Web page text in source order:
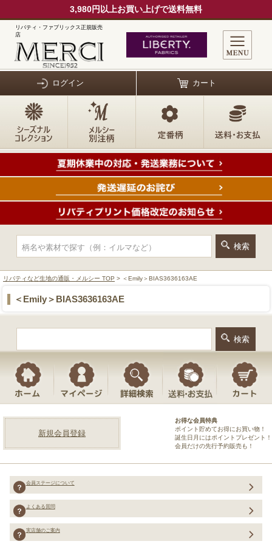
3,980円以上お買い上げで送料無料
リバティ・ファブリックス正規販売
店
ログイン カート
リバティなど生地の通販・メルシー TOP > ＜Emily＞BIAS3636163AE
＜Emily＞BIAS3636163AE
新規会員登録
お得な会員特典
ポイント貯めてお得にお買い物！
誕生日月にはポイントプレゼント！
会員だけの先行予約販売も！
会員ステージについて
よくある質問
実店舗のご案内